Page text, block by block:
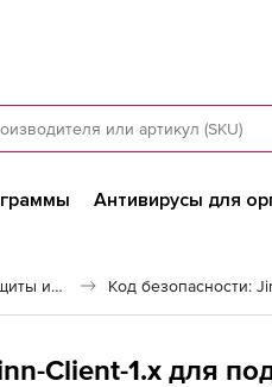
Антивирусы для
Программы для защиты информации
Client-1.x для